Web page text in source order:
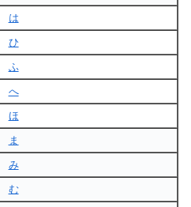
は
ひ
ふ
へ
ほ
ま
み
む